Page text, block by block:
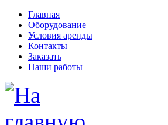
Главная
Оборудование
Условия аренды
Контакты
Заказать
Наши работы